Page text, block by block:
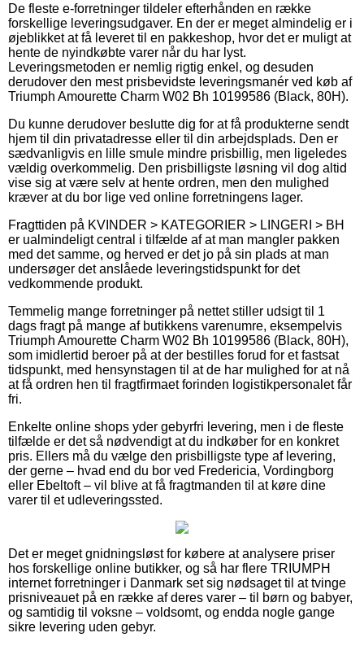
De fleste e-forretninger tildeler efterhånden en række
forskellige leveringsudgaver. En der er meget almindelig er i
øjeblikket at få leveret til en pakkeshop, hvor det er muligt at
hente de nyindkøbte varer når du har lyst.
Leveringsmetoden er nemlig rigtig enkel, og desuden
derudover den mest prisbevidste leveringsmanér ved køb af
Triumph Amourette Charm W02 Bh 10199586 (Black, 80H).
Du kunne derudover beslutte dig for at få produkterne sendt
hjem til din privatadresse eller til din arbejdsplads. Den er
sædvanligvis en lille smule mindre prisbillig, men ligeledes
vældig overkommelig. Den prisbilligste løsning vil dog altid
vise sig at være selv at hente ordren, men den mulighed
kræver at du bor lige ved online forretningens lager.
Fragttiden på KVINDER > KATEGORIER > LINGERI > BH
er ualmindeligt central i tilfælde af at man mangler pakken
med det samme, og herved er det jo på sin plads at man
undersøger det anslåede leveringstidspunkt for det
vedkommende produkt.
Temmelig mange forretninger på nettet stiller udsigt til 1
dags fragt på mange af butikkens varenumre, eksempelvis
Triumph Amourette Charm W02 Bh 10199586 (Black, 80H),
som imidlertid beroer på at der bestilles forud for et fastsat
tidspunkt, med hensynstagen til at de har mulighed for at nå
at få ordren hen til fragtfirmaet forinden logistikpersonalet får
fri.
Enkelte online shops yder gebyrfri levering, men i de fleste
tilfælde er det så nødvendigt at du indkøber for en konkret
pris. Ellers må du vælge den prisbilligste type af levering,
der gerne – hvad end du bor ved Fredericia, Vordingborg
eller Ebeltoft – vil blive at få fragtmanden til at køre dine
varer til et udleveringssted.
Det er meget gnidningsløst for købere at analysere priser
hos forskellige online butikker, og så har flere TRIUMPH
internet forretninger i Danmark set sig nødsaget til at tvinge
prisniveauet på en række af deres varer – til børn og babyer,
og samtidig til voksne – voldsomt, og endda nogle gange
sikre levering uden gebyr.